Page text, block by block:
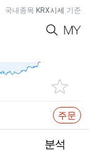
국내종목 KRX시세 기준
주문
분석